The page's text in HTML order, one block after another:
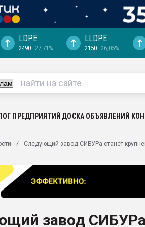
выходит на
рынке
LDPE
2490 27,71%
LLDPE
2150 26,05%
ПРЕДПРИЯТИЙ ДОСКА ОБЪЯВЛЕНИЙ
Следующий завод СИБУРа станет
завод